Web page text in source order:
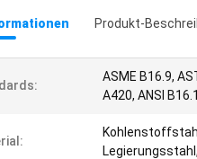
Produkt-
ASME B16.9,
A420, ANSI